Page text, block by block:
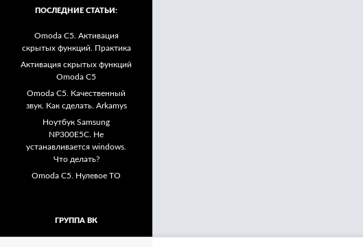
ПОСЛЕДНИЕ СТАТЬИ:
Omoda C5. Активация
скрытых функций. Практика
Активация скрытых функций
Omoda C5
Omoda C5. Качественный
звук. Как сделать. Arkamys
Ноутбук Samsung
NP300E5C. Не
устанавливается windows.
Что делать?
Omoda C5. Нулевое ТО
ГРУППА ВК